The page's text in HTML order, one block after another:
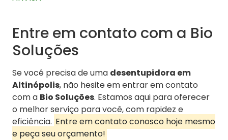
Entre em contato com a Bio
Soluções
Se você precisa de uma desentupidora em
Altinópolis, não hesite em entrar em contato
com a Bio Soluções. Estamos aqui para oferecer
o melhor serviço para você, com rapidez e
eficiência. Entre em contato conosco hoje mesmo
e peça seu orçamento!